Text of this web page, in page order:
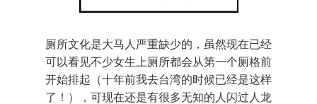
厕所文化是大马人严重缺少的，虽然现在已经
可以看见不少女生上厕所都会从第一个厕格前
开始排起（十年前我去台湾的时候已经是这样
了！），可现在还是有很多无知的人闪过人龙